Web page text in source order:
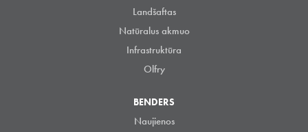
Landšaftas
Natūralus akmuo
Infrastruktūra
Olfry
BENDERS
Naujienos